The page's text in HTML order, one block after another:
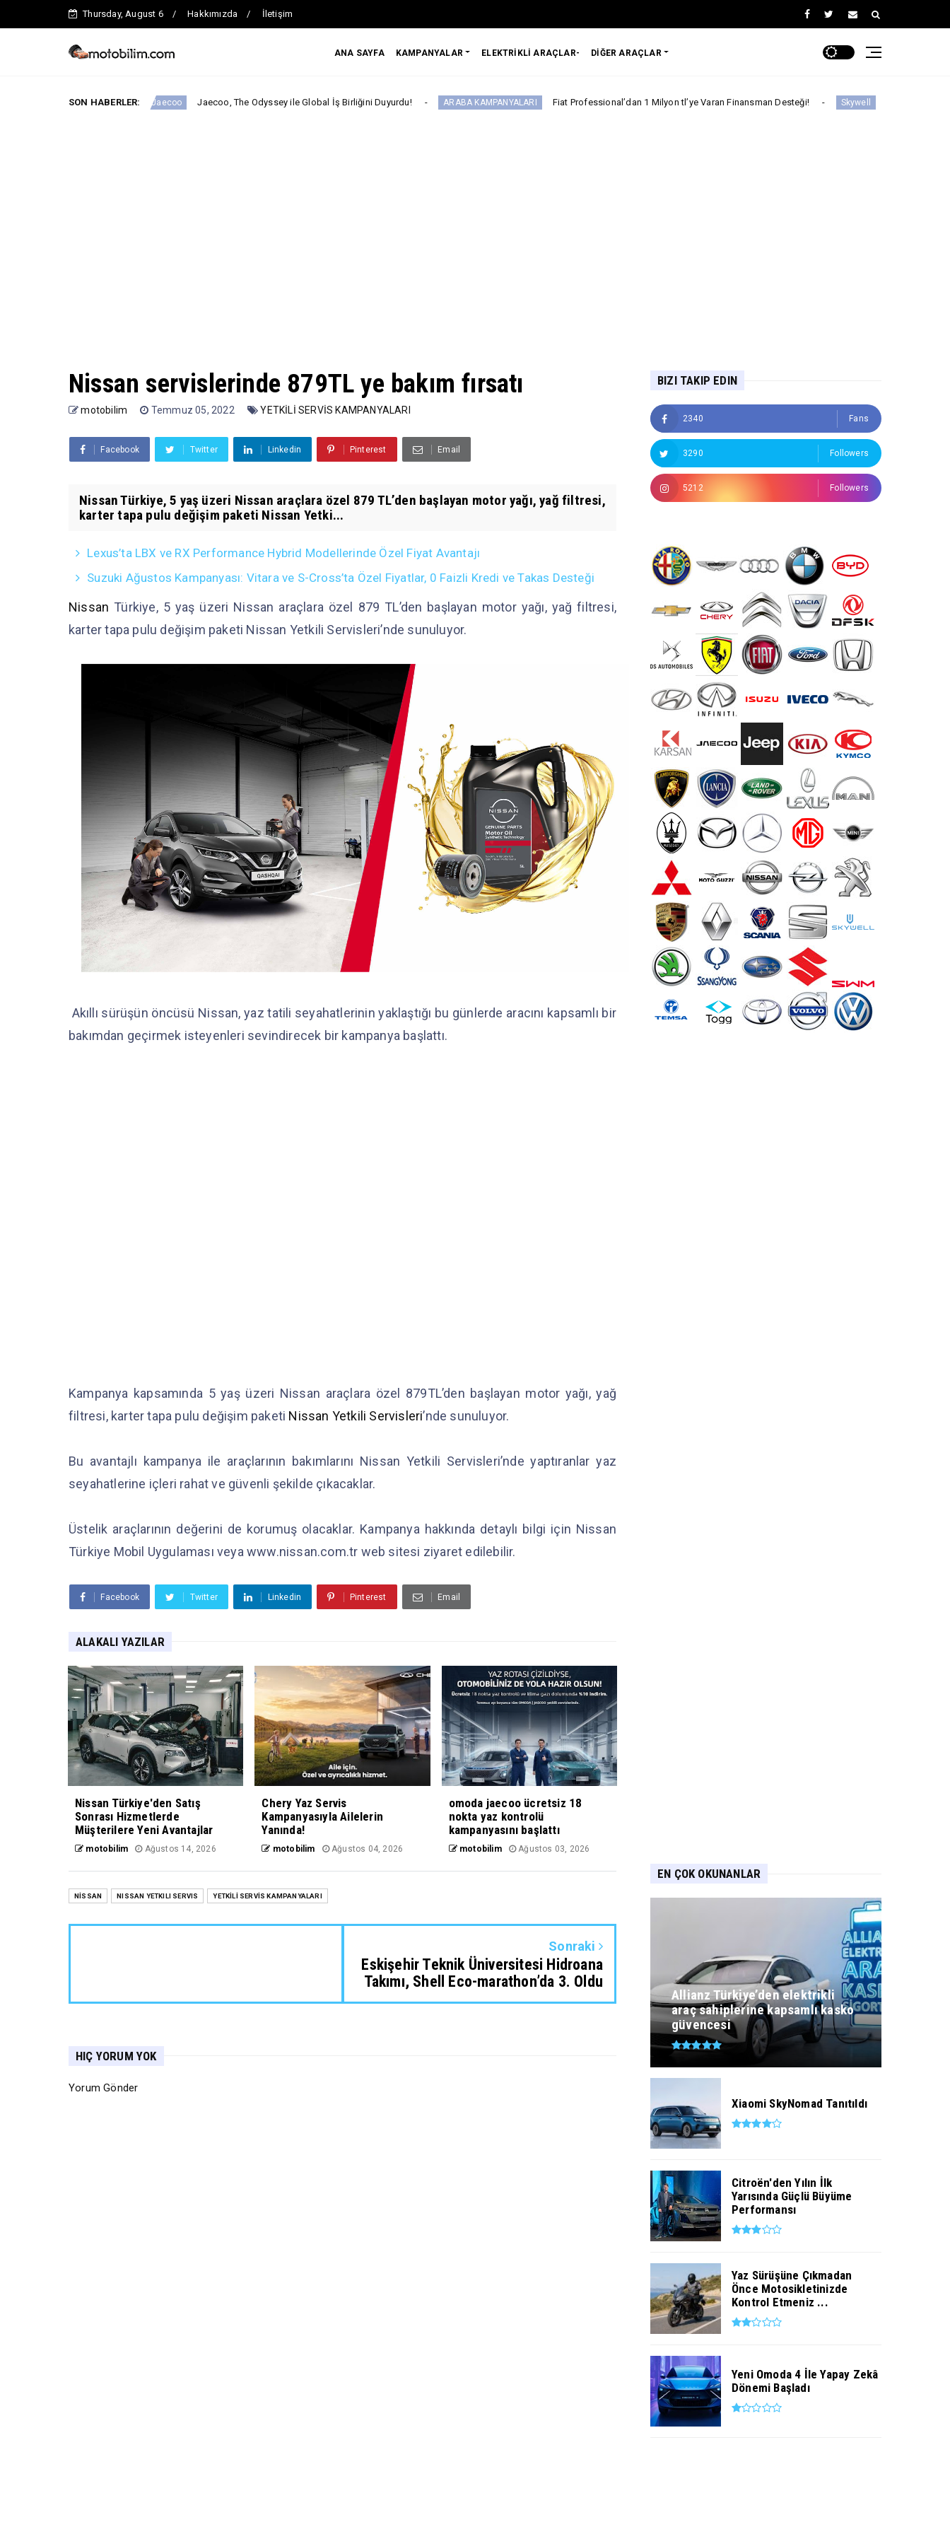
Thursday, August 6 Hakkımızda İletişim
ANA SAYFA KAMPANYALAR ELEKTRİKLİ ARAÇLAR- DİĞER ARAÇLAR
SON HABERLER:
Jaecoo Jaecoo, The Odyssey ile Global İş Birliğini Duyurdu! ARABA KAMPANYALARI Fiat Professional’dan 1 Milyon tl’ye Varan Finansman Desteği! Skywell Skywell'den Açıklama
Nissan servislerinde 879TL ye bakım fırsatı
motobilim Temmuz 05, 2022 YETKİLİ SERVİS KAMPANYALARI
Facebook Twitter Linkedin Pinterest Email
Nissan Türkiye, 5 yaş üzeri Nissan araçlara özel 879 TL’den başlayan motor yağı, yağ filtresi,
karter tapa pulu değişim paketi Nissan Yetki...
Lexus’ta LBX ve RX Performance Hybrid Modellerinde Özel Fiyat Avantajı
Suzuki Ağustos Kampanyası: Vitara ve S-Cross’ta Özel Fiyatlar, 0 Faizli Kredi ve Takas Desteği
Nissan Türkiye, 5 yaş üzeri Nissan araçlara özel 879 TL’den başlayan motor yağı, yağ filtresi,
karter tapa pulu değişim paketi Nissan Yetkili Servisleri’nde sunuluyor.
Akıllı sürüşün öncüsü Nissan, yaz tatili seyahatlerinin yaklaştığı bu günlerde aracını kapsamlı bir
bakımdan geçirmek isteyenleri sevindirecek bir kampanya başlattı.
Kampanya kapsamında 5 yaş üzeri Nissan araçlara özel 879TL’den başlayan motor yağı, yağ
filtresi, karter tapa pulu değişim paketi Nissan Yetkili Servisleri’nde sunuluyor.
Bu avantajlı kampanya ile araçlarının bakımlarını Nissan Yetkili Servisleri’nde yaptıranlar yaz
seyahatlerine içleri rahat ve güvenli şekilde çıkacaklar.
Üstelik araçlarının değerini de korumuş olacaklar. Kampanya hakkında detaylı bilgi için Nissan
Türkiye Mobil Uygulaması veya www.nissan.com.tr web sitesi ziyaret edilebilir.
Facebook Twitter Linkedin Pinterest Email
ALAKALI YAZILAR
Nissan Türkiye'den Satış
Sonrası Hizmetlerde
Müşterilere Yeni Avantajlar
motobilim Ağustos 14, 2026
Chery Yaz Servis
Kampanyasıyla Ailelerin
Yanında!
motobilim Ağustos 04, 2026
omoda jaecoo ücretsiz 18
nokta yaz kontrolü
kampanyasını başlattı
motobilim Ağustos 03, 2026
NİSSAN NISSAN YETKILI SERVIS YETKİLİ SERVİS KAMPANYALARI
Sonraki
Eskişehir Teknik Üniversitesi Hidroana
Takımı, Shell Eco-marathon’da 3. Oldu
HIÇ YORUM YOK
Yorum Gönder
BIZI TAKIP EDIN
2340 Fans
3290 Followers
5212 Followers
EN ÇOK OKUNANLAR
Allianz Türkiye’den elektrikli
araç sahiplerine kapsamlı kasko
güvencesi
Xiaomi SkyNomad Tanıtıldı
Citroën'den Yılın İlk
Yarısında Güçlü Büyüme
Performansı
Yaz Sürüşüne Çıkmadan
Önce Motosikletinizde
Kontrol Etmeniz ...
Yeni Omoda 4 İle Yapay Zekâ
Dönemi Başladı